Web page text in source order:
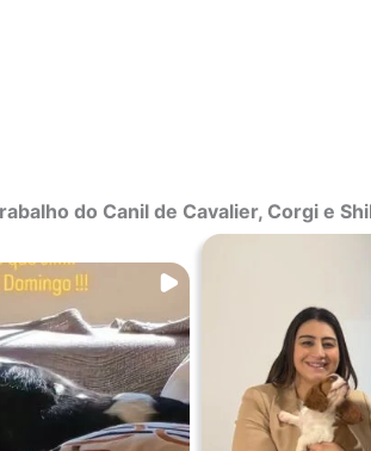
do Canil de Cavalier, Corgi e